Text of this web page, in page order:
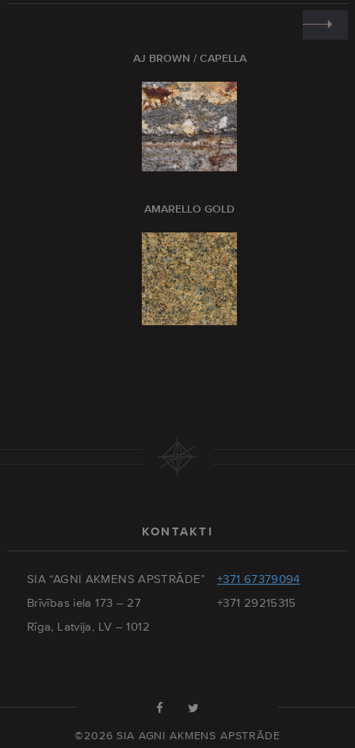
AJ BROWN / CAPELLA
AMARELLO GOLD
KONTAKTI
SIA “AGNI AKMENS APSTRĀDE”
Brīvības iela 173 – 27
Rīga, Latvija, LV – 1012
+371 67379094
+371 29215315
©2026 SIA AGNI AKMENS APSTRĀDE